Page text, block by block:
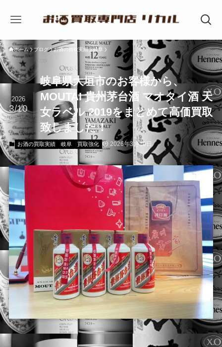
ホーム ブログ お酒の買取実績 岐阜
岐阜県大垣市のお客様から、
MOUTAI 貴州茅台酒 マオタイ酒 天
女ラベル 2019をまとめて高価買取
致しました！
2026
3/10
お酒の買取実績 岐阜 買取強化 2026年3月10日